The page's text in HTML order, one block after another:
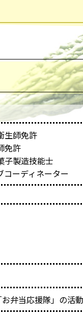
生師免許
免許
子製造技能士
コーディネーター
弁当応援隊」の活動